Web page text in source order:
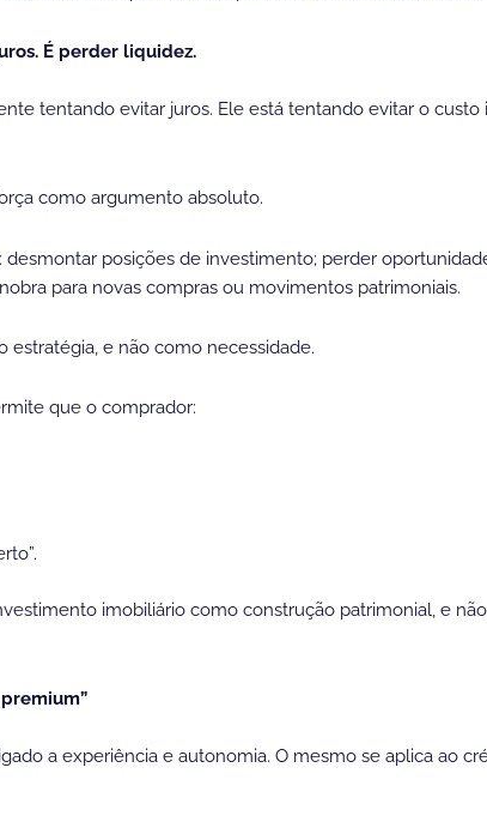
É perder liquidez.
tentando evitar juros. Ele está tentando evitar o custo
como argumento absoluto.
desmontar posições de investimento; perder
para novas compras ou movimentos patrimoniais.
estratégia, e não como necessidade.
que o comprador:
imobiliário como construção patrimonial, e
a experiência e autonomia. O mesmo se aplica ao